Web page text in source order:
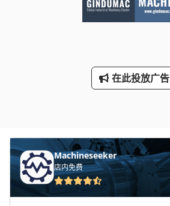
在此投放广告
Machineseeker
店内免费